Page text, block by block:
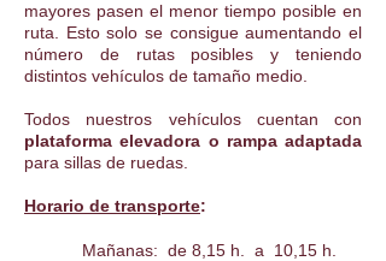
mayores pasen el menor tiempo posible en
ruta. Esto solo se consigue aumentando el
número de rutas posibles y teniendo
distintos vehículos de tamaño medio.
Todos nuestros vehículos cuentan con
plataforma elevadora o rampa adaptada
para sillas de ruedas.
Horario de transporte:
​ Mañanas: de 8,15 h. a 10,15 h.